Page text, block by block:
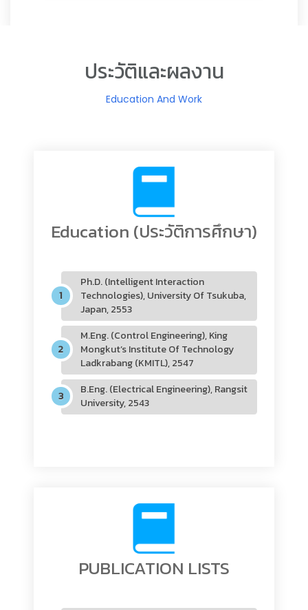
ประวัติและผลงาน
Education And Work
Education (ประวัติการศึกษา)
Ph.D. (Intelligent Interaction
Technologies), University Of Tsukuba,
Japan, 2553
M.Eng. (Control Engineering), King
Mongkut’s Institute Of Technology
Ladkrabang (KMITL), 2547
B.Eng. (Electrical Engineering), Rangsit
University, 2543
PUBLICATION LISTS